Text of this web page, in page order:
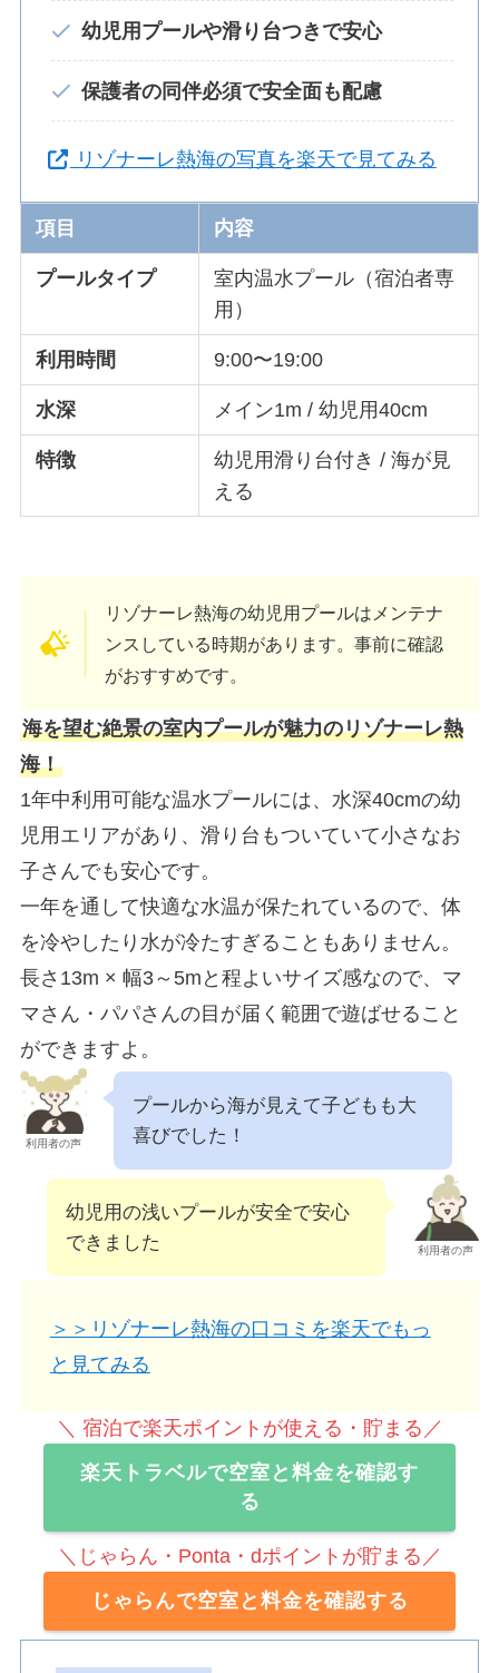
幼児用プールや滑り台つきで安心
保護者の同伴必須で安全面も配慮
リゾナーレ熱海の写真を楽天で見てみる
項目 内容
プールタイプ
室内温水プール（宿泊者専
用）
利用時間 9:00〜19:00
水深 メイン1m / 幼児用40cm
特徴
幼児用滑り台付き / 海が見
える
リゾナーレ熱海の幼児用プールはメンテナ
ンスしている時期があります。事前に確認
がおすすめです。
海を望む絶景の室内プールが魅力のリゾナーレ熱
海！
1年中利用可能な温水プールには、水深40cmの幼
児用エリアがあり、滑り台もついていて小さなお
子さんでも安心です。
一年を通して快適な水温が保たれているので、体
を冷やしたり水が冷たすぎることもありません。
長さ13m × 幅3～5mと程よいサイズ感なので、マ
マさん・パパさんの目が届く範囲で遊ばせること
ができますよ。
利用者の声
プールから海が見えて子どもも大
喜びでした！
利用者の声
幼児用の浅いプールが安全で安心
できました
＞＞リゾナーレ熱海の口コミを楽天でもっ
と見てみる
＼ 宿泊で楽天ポイントが使える・貯まる／
楽天トラベルで空室と料金を確認す
る
＼じゃらん・Ponta・dポイントが貯まる／
じゃらんで空室と料金を確認する